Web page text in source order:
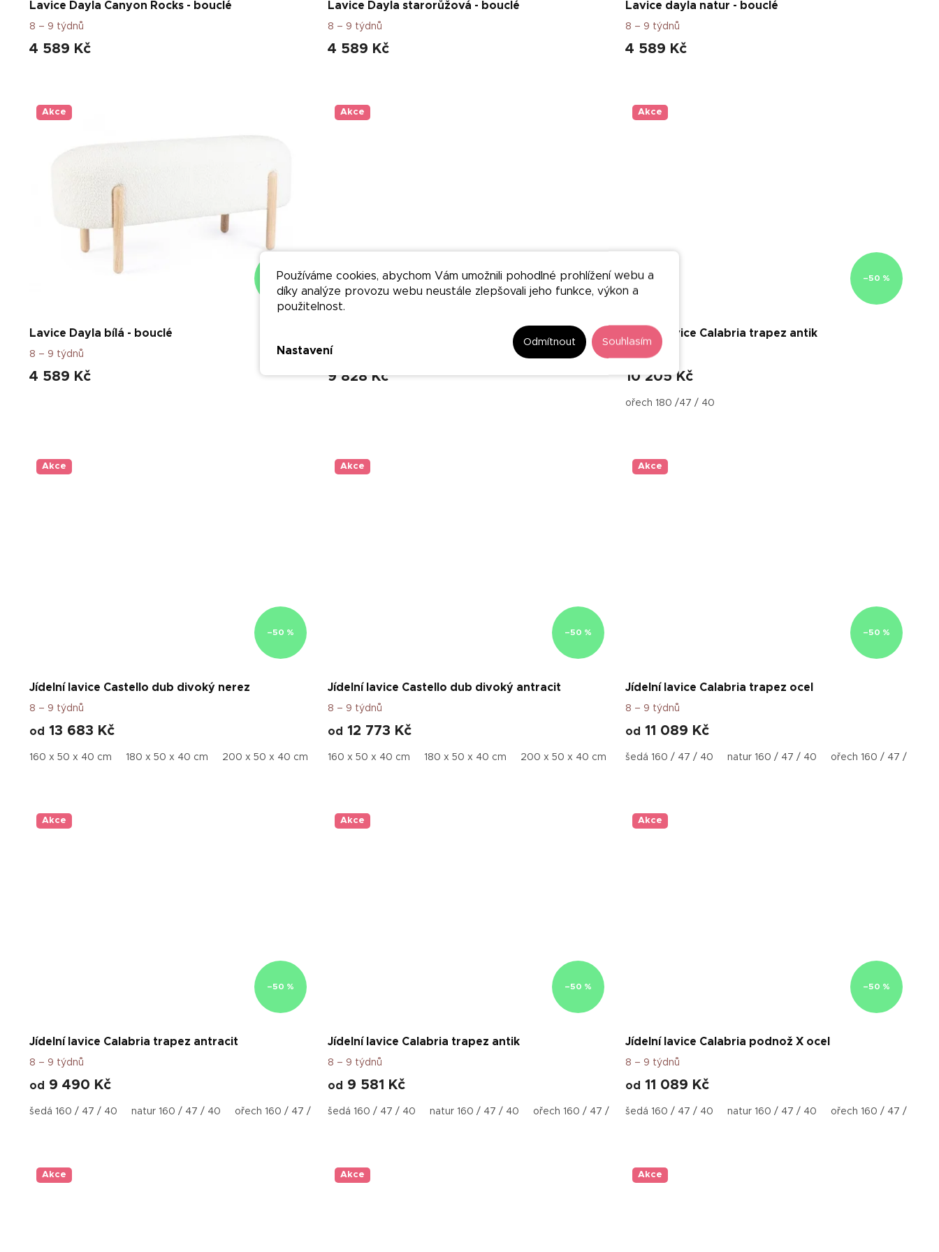
Používáme cookies, abychom Vám umožnili pohodlné prohlížení webu a
díky analýze provozu webu neustále zlepšovali jeho funkce, výkon a
použitelnost.
Nastavení
Odmítnout Souhlasím
Lavice Dayla Canyon Rocks - bouclé
8 – 9 týdnů
4 589 Kč
Lavice Dayla starorůžová - bouclé
8 – 9 týdnů
4 589 Kč
Lavice dayla natur - bouclé
8 – 9 týdnů
4 589 Kč
Akce
–50 %
Lavice Dayla bílá - bouclé
8 – 9 týdnů
4 589 Kč
Akce
–50 %
Lavice Floriana Natural - bílá bouclé
8 – 9 týdnů
9 828 Kč
Akce
–50 %
Jídelní lavice Calabria trapez antik
8 – 9 týdnů
10 205 Kč
ořech 180 /47 / 40
Akce
–50 %
Jídelní lavice Castello dub divoký nerez
8 – 9 týdnů
od 13 683 Kč
160 x 50 x 40 cm 180 x 50 x 40 cm 200 x 50 x 40 cm 220 x 50 x 40 cm
Akce
–50 %
Jídelní lavice Castello dub divoký antracit
8 – 9 týdnů
od 12 773 Kč
160 x 50 x 40 cm 180 x 50 x 40 cm 200 x 50 x 40 cm 220 x 50 x 40 cm
Akce
–50 %
Jídelní lavice Calabria trapez ocel
8 – 9 týdnů
od 11 089 Kč
šedá 160 / 47 / 40 natur 160 / 47 / 40 ořech 160 / 47 / 40
Akce
–50 %
Jídelní lavice Calabria trapez antracit
8 – 9 týdnů
od 9 490 Kč
šedá 160 / 47 / 40 natur 160 / 47 / 40 ořech 160 / 47 / 40 šedá 180 /47 / 40 natur 180 /47 / 40 ořech 180 /47 / 40 šedá 200 / 47 /40 natur 200 / 47 /40 ořech 200 / 47 /
Akce
–50 %
Jídelní lavice Calabria trapez antik
8 – 9 týdnů
od 9 581 Kč
šedá 160 / 47 / 40 natur 160 / 47 / 40 ořech 160 / 47 / 40 šedá 180 /47 / 40 natur 180 /47 / 40 ořech 180 /47 / 40
Akce
–50 %
Jídelní lavice Calabria podnož X ocel
8 – 9 týdnů
od 11 089 Kč
šedá 160 / 47 / 40 natur 160 / 47 / 40 ořech 160 / 47 / 40
Akce Akce Akce